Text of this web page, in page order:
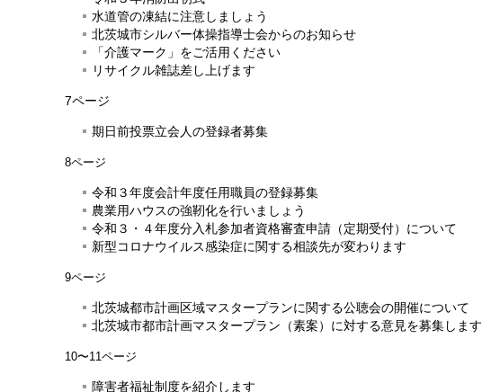
水道管の凍結に注意しましょう
北茨城市シルバー体操指導士会からのお知らせ
「介護マーク」をご活用ください
リサイクル雑誌差し上げます
7ページ
期日前投票立会人の登録者募集
8ページ
令和３年度会計年度任用職員の登録募集
農業用ハウスの強靭化を行いましょう
令和３・４年度分入札参加者資格審査申請（定期受付）について
新型コロナウイルス感染症に関する相談先が変わります
9ページ
北茨城都市計画区域マスタープランに関する公聴会の開催について
北茨城市都市計画マスタープラン（素案）に対する意見を募集します
10〜11ページ
障害者福祉制度を紹介します